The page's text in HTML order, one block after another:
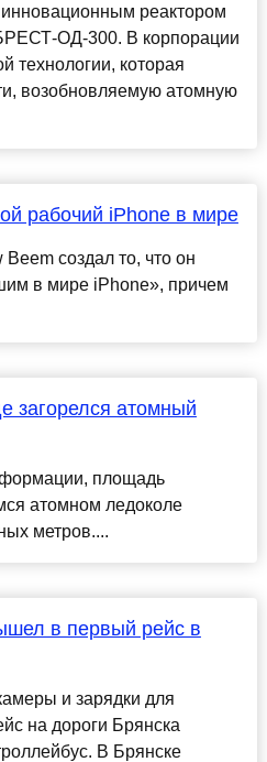
инновационным реактором
ОД-300. В корпорации
технологии, которая
возобновляемую атомную
рабочий iPhone в мире
создал то, что он
в мире iPhone», причем
загорелся атомный
площадь
атомном ледоколе
метров....
в первый рейс в
и зарядки для
на дороги Брянска
В Брянске